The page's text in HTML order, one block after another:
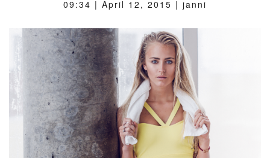
09:34 | April 12, 2015 | janni